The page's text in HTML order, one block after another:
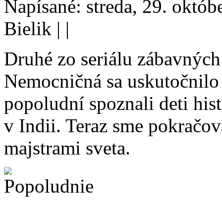
Napísané: streda, 29.
Bielik | |
Druhé zo seriálu
Nemocničná sa
popoludní spoznali deti
v Indii. Teraz sme
majstrami sveta.